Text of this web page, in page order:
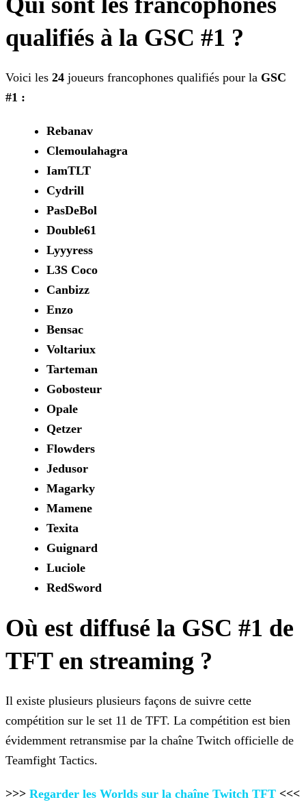
qualifiés à la GSC #1 ?
Voici les 24 joueurs francophones qualifiés pour la GSC
#1 :
Rebanav
Clemoulahagra
IamTLT
Cydrill
PasDeBol
Double61
Lyyyress
L3S Coco
Canbizz
Enzo
Bensac
Voltariux
Tarteman
Gobosteur
Opale
Qetzer
Flowders
Jedusor
Magarky
Mamene
Texita
Guignard
Luciole
RedSword
Où est diffusé la GSC #1 de
TFT en streaming ?
Il existe plusieurs plusieurs façons de suivre cette
compétition sur le set 11 de TFT. La compétition est bien
évidemment retransmise par la chaîne Twitch officielle de
Teamfight Tactics.
>>> Regarder les Worlds sur la chaîne Twitch TFT <<<